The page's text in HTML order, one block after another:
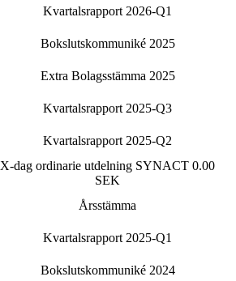
Kvartalsrapport 2026-Q1
Bokslutskommuniké 2025
Extra Bolagsstämma 2025
Kvartalsrapport 2025-Q3
Kvartalsrapport 2025-Q2
X-dag ordinarie utdelning SYNACT 0.00
SEK
Årsstämma
Kvartalsrapport 2025-Q1
Bokslutskommuniké 2024